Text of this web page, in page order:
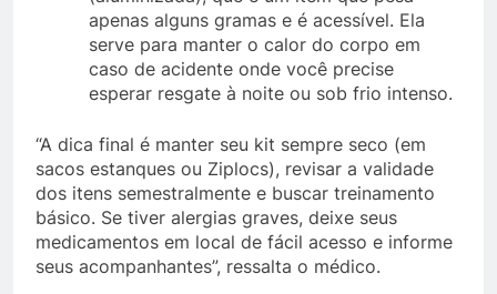
apenas alguns gramas e é acessível. Ela
serve para manter o calor do corpo em
caso de acidente onde você precise
esperar resgate à noite ou sob frio intenso.
“A dica final é manter seu kit sempre seco (em
sacos estanques ou Ziplocs), revisar a validade
dos itens semestralmente e buscar treinamento
básico. Se tiver alergias graves, deixe seus
medicamentos em local de fácil acesso e informe
seus acompanhantes”, ressalta o médico.